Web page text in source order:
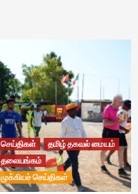
செய்திகள்
தமிழ் தகவல் மையம்
தலையங்கம்
முக்கியச் செய்திகள்